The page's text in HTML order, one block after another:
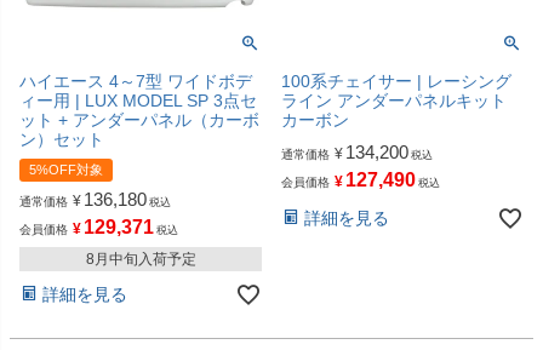
ハイエース 4～7型 ワイドボデ
ィー用 | LUX MODEL SP 3点セ
ット + アンダーパネル（カーボ
ン）セット
5%OFF対象
通常価格 ¥ 136,180 税込
会員価格 ¥ 129,371 税込
8月中旬入荷予定
詳細を見る
100系チェイサー | レーシング
ライン アンダーパネルキット
カーボン
通常価格 ¥ 134,200 税込
会員価格 ¥ 127,490 税込
詳細を見る